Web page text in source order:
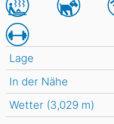
Lage
Wetter (3,029 m)
In der Nähe